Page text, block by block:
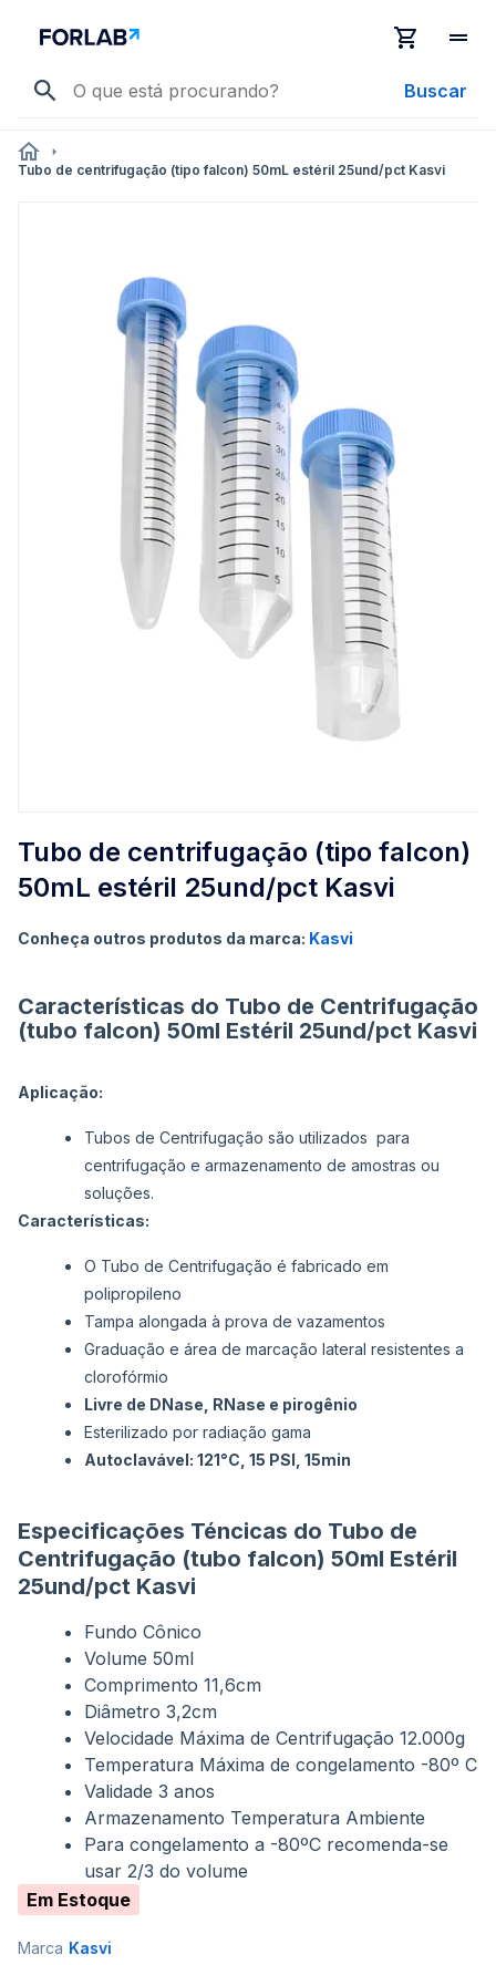
Buscar
Tubo de centrifugação (tipo falcon) 50mL estéril 25und/pct Kasvi
para
o
início
Galeria
Tubo de centrifugação (tipo falcon)
50mL estéril 25und/pct Kasvi
Conheça outros produtos da marca: Kasvi
Características do Tubo de Centrifugação
(tubo falcon) 50ml Estéril 25und/pct Kasvi
Aplicação:
Tubos de Centrifugação são utilizados para
centrifugação e armazenamento de amostras ou
soluções.
Características:
O Tubo de Centrifugação é fabricado em
polipropileno
Tampa alongada à prova de vazamentos
Graduação e área de marcação lateral resistentes a
clorofórmio
Livre de DNase, RNase e pirogênio
Esterilizado por radiação gama
Autoclavável: 121°C, 15 PSI, 15min
Especificações Téncicas do Tubo de
Centrifugação (tubo falcon) 50ml Estéril
25und/pct Kasvi
Fundo Cônico
Volume 50ml
Comprimento 11,6cm
Diâmetro 3,2cm
Velocidade Máxima de Centrifugação 12.000g
Temperatura Máxima de congelamento -80º C
Validade 3 anos
Armazenamento Temperatura Ambiente
Para congelamento a -80ºC recomenda-se
usar 2/3 do volume
Em Estoque
Marca Kasvi